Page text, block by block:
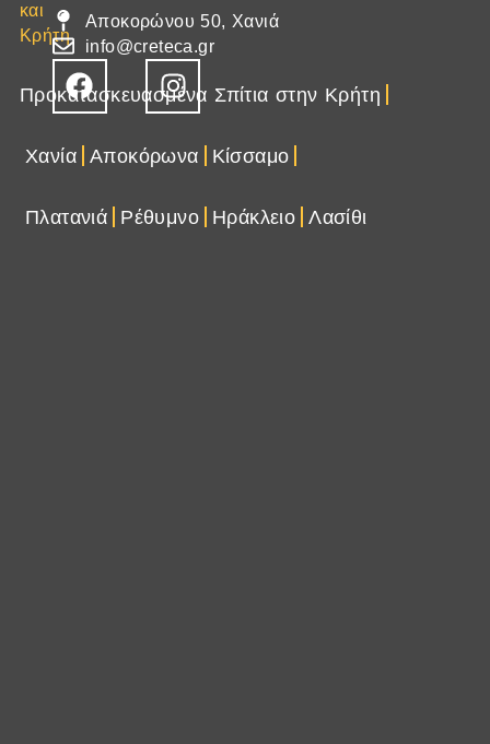
και
Κρήτη
Προκατασκευασμένα Σπίτια στην Κρήτη
Χανία Αποκόρωνα Κίσσαμο
Πλατανιά Ρέθυμνο Ηράκλειο Λασίθι
Αποκορώνου 50, Χανιά
info@creteca.gr